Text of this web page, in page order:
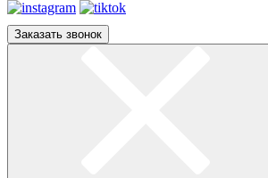
Заказать звонок